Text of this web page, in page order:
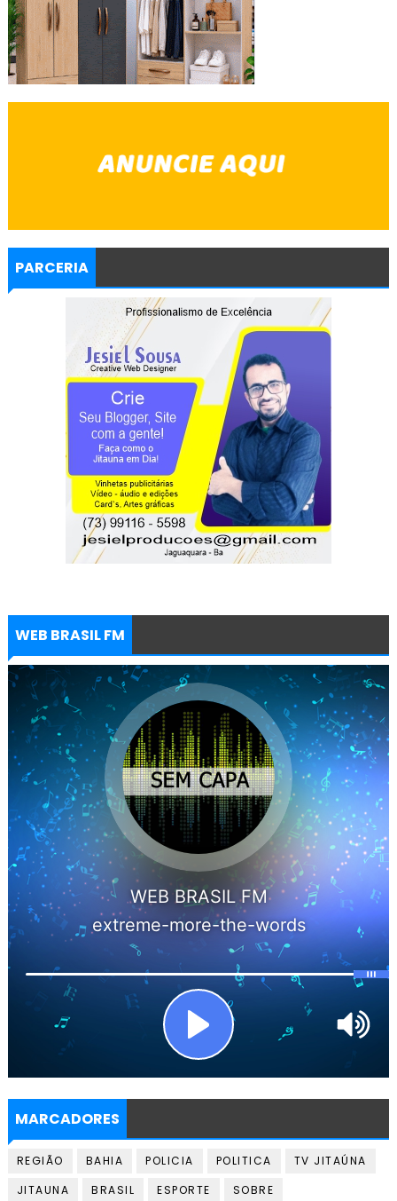
PARCERIA
WEB BRASIL FM
MARCADORES
REGIÃO BAHIA POLICIA POLITICA
TV JITAÚNA
JITAUNA
BRASIL ESPORTE
SOBRE